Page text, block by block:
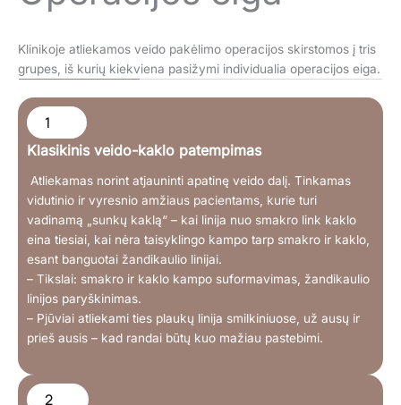
Klinikoje atliekamos veido pakėlimo operacijos skirstomos į tris
grupes, iš kurių kiekviena pasižymi individualia operacijos eiga.
1
Klasikinis veido-kaklo patempimas
Atliekamas norint atjauninti apatinę veido dalį. Tinkamas
vidutinio ir vyresnio amžiaus pacientams, kurie turi
vadinamą „sunkų kaklą“ – kai linija nuo smakro link kaklo
eina tiesiai, kai nėra taisyklingo kampo tarp smakro ir kaklo,
esant banguotai žandikaulio linijai.
– Tikslai: smakro ir kaklo kampo suformavimas, žandikaulio
linijos paryškinimas.
– Pjūviai atliekami ties plaukų linija smilkiniuose, už ausų ir
prieš ausis – kad randai būtų kuo mažiau pastebimi.
2